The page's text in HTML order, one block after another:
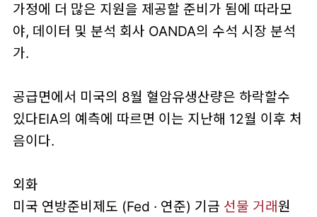
가정에 더 많은 지원을 제공할 준비가 됨에 따라모
야, 데이터 및 분석 회사 OANDA의 수석 시장 분석
가.
공급면에서 미국의 8월 혈암유생산량은 하락할수
있다EIA의 예측에 따르면 이는 지난해 12월 이후 처
음이다.
외화
미국 연방준비제도 (Fed · 연준) 기금 선물 거래원